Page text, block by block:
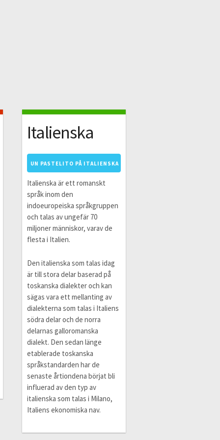
Italienska
UN PASTELITO PÅ ITALIENSKA
Italienska är ett romanskt
språk inom den
indoeuropeiska språkgruppen
och talas av ungefär 70
miljoner människor, varav de
flesta i Italien.
Den italienska som talas idag
är till stora delar baserad på
toskanska dialekter och kan
sägas vara ett mellanting av
dialekterna som talas i Italiens
södra delar och de norra
delarnas galloromanska
dialekt. Den sedan länge
etablerade toskanska
språkstandarden har de
senaste årtiondena börjat bli
influerad av den typ av
italienska som talas i Milano,
Italiens ekonomiska nav.